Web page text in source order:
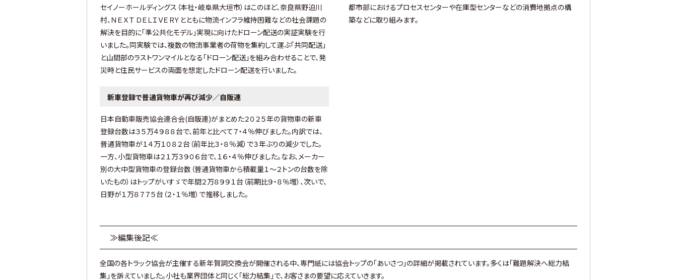
セイノーホールディングス（本社・岐阜県大垣市）はこのほど、奈良県野迫川
村、ＮＥＸＴ ＤＥＬＩＶＥＲＹとともに物流インフラ維持困難などの社会課題の
解決を目的に「準公共化モデル」実現に向けたドローン配送の実証実験を行
いました。同実験では、複数の物流事業者の荷物を集約して運ぶ「共同配送」
と山間部のラストワンマイルとなる「ドローン配送」を組み合わせることで、発
災時と住民サービスの両面を想定したドローン配送を行いました。
新車登録で普通貨物車が再び減少／自販連
日本自動車販売協会連合会(自販連)がまとめた２０２５年の貨物車の新車
登録台数は３５万４９８８台で、前年と比べて７・４％伸びました。内訳では、
普通貨物車が１４万１０８２台（前年比３・８％減）で３年ぶりの減少でした。
一方、小型貨物車は２１万３９０６台で、１６・４％伸びました。なお、メーカー
別の大中型貨物車の登録台数（普通貨物車から積載量１～２トンの台数を除
いたもの）はトップがいすゞで年間２万８９９１台（前期比９・８％増）、次いで、
日野が１万８７７５台（２・１％増）で推移しました。
都市部におけるプロセスセンターや在庫型センターなどの消費地拠点の構
築などに取り組みます。
≫編集後記≪
全国の各トラック協会が主催する新年賀詞交換会が開催される中、専門紙には協会トップの「あいさつ」の詳細が掲載されています。多くは「難題解決へ総力結
集」を訴えていました。小社も業界団体と同じく「総力結集」で、お客さまの要望に応えていきます。